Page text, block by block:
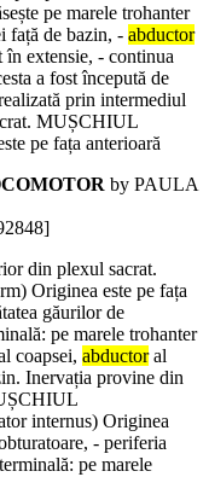
pe marele trohanter
față de bazin, - abductor
în extensie, - continua
a fost începută de
prin intermediul
MUȘCHIUL
pe fața anterioară
by PAULA
din plexul sacrat.
Originea este pe fața
găurilor de
pe marele trohanter
coapsei, abductoral
Inervația provine din
internus) Originea
- periferia
pe marele